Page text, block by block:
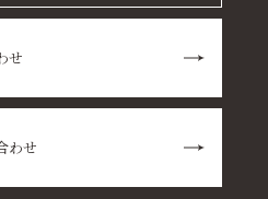
せ
わせ